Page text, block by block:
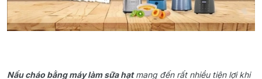
Nấu cháo bằng máy làm sữa hạtmang đến rất nhiều tiện lợi khi